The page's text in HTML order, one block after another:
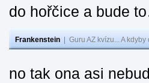
do hořčice a bude
Frankenstein Guru AZ kvízu... A
no tak ona asi